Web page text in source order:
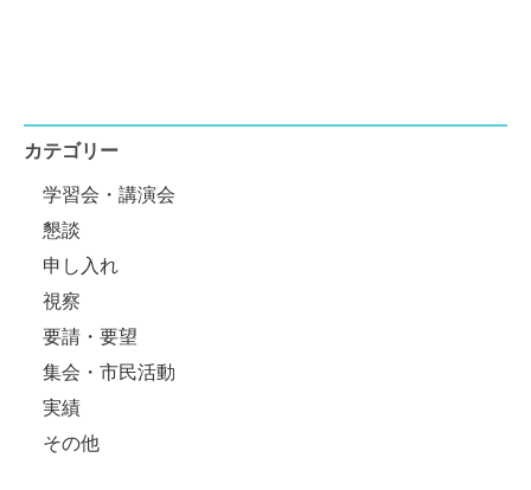
カテゴリー
学習会・講演会
懇談
申し入れ
視察
要請・要望
集会・市民活動
実績
その他